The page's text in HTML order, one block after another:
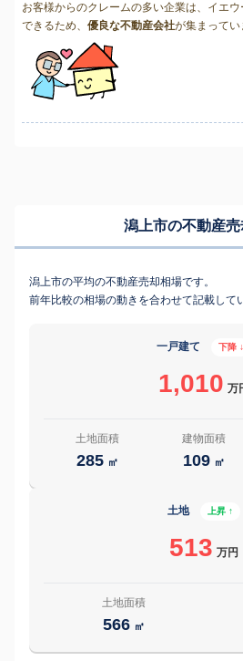
お客様からのクレームの多い企業は、イエ
できるため、 優良な不動産会社が集まってい
潟上市の不動産
潟上市の平均の不動産売却相場です。
前年比較の相場の動きを合わせて記載して
一戸建て 下降 ↓
1,010 万
土地面積
285 ㎡
建物面積
109 ㎡
土地 上昇 ↑
513 万円
土地面積
566 ㎡